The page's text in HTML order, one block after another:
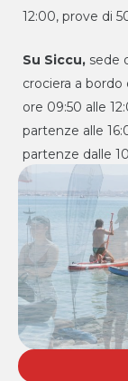
12:00, prove di
Su Siccu, sede
crociera a bordo
ore 09:50 alle
partenze alle
partenze dalle